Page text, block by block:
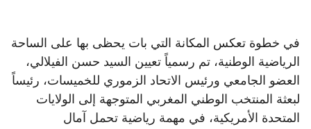
في خطوة تعكس المكانة التي بات يحظى بها على الساحة
الرياضية الوطنية، تم رسمياً تعيين السيد حسن الفيلالي،
العضو الجامعي ورئيس الاتحاد الزموري للخميسات، رئيساً
لبعثة المنتخب الوطني المغربي المتوجهة إلى الولايات
المتحدة الأمريكية، في مهمة رياضية تحمل آمال